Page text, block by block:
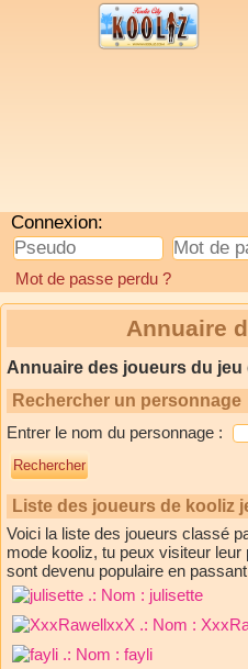
Connexion:
Mot de passe perdu ?
Annuaire
Annuaire des joueurs du jeu
Rechercher un personnage
Entrer le nom du personnage :
Liste des joueurs de kooliz
Voici la liste des joueurs classé
mode kooliz, tu peux visiteur
sont devenu populaire en
.: Nom : julisette
.: Nom :
.: Nom : fayli